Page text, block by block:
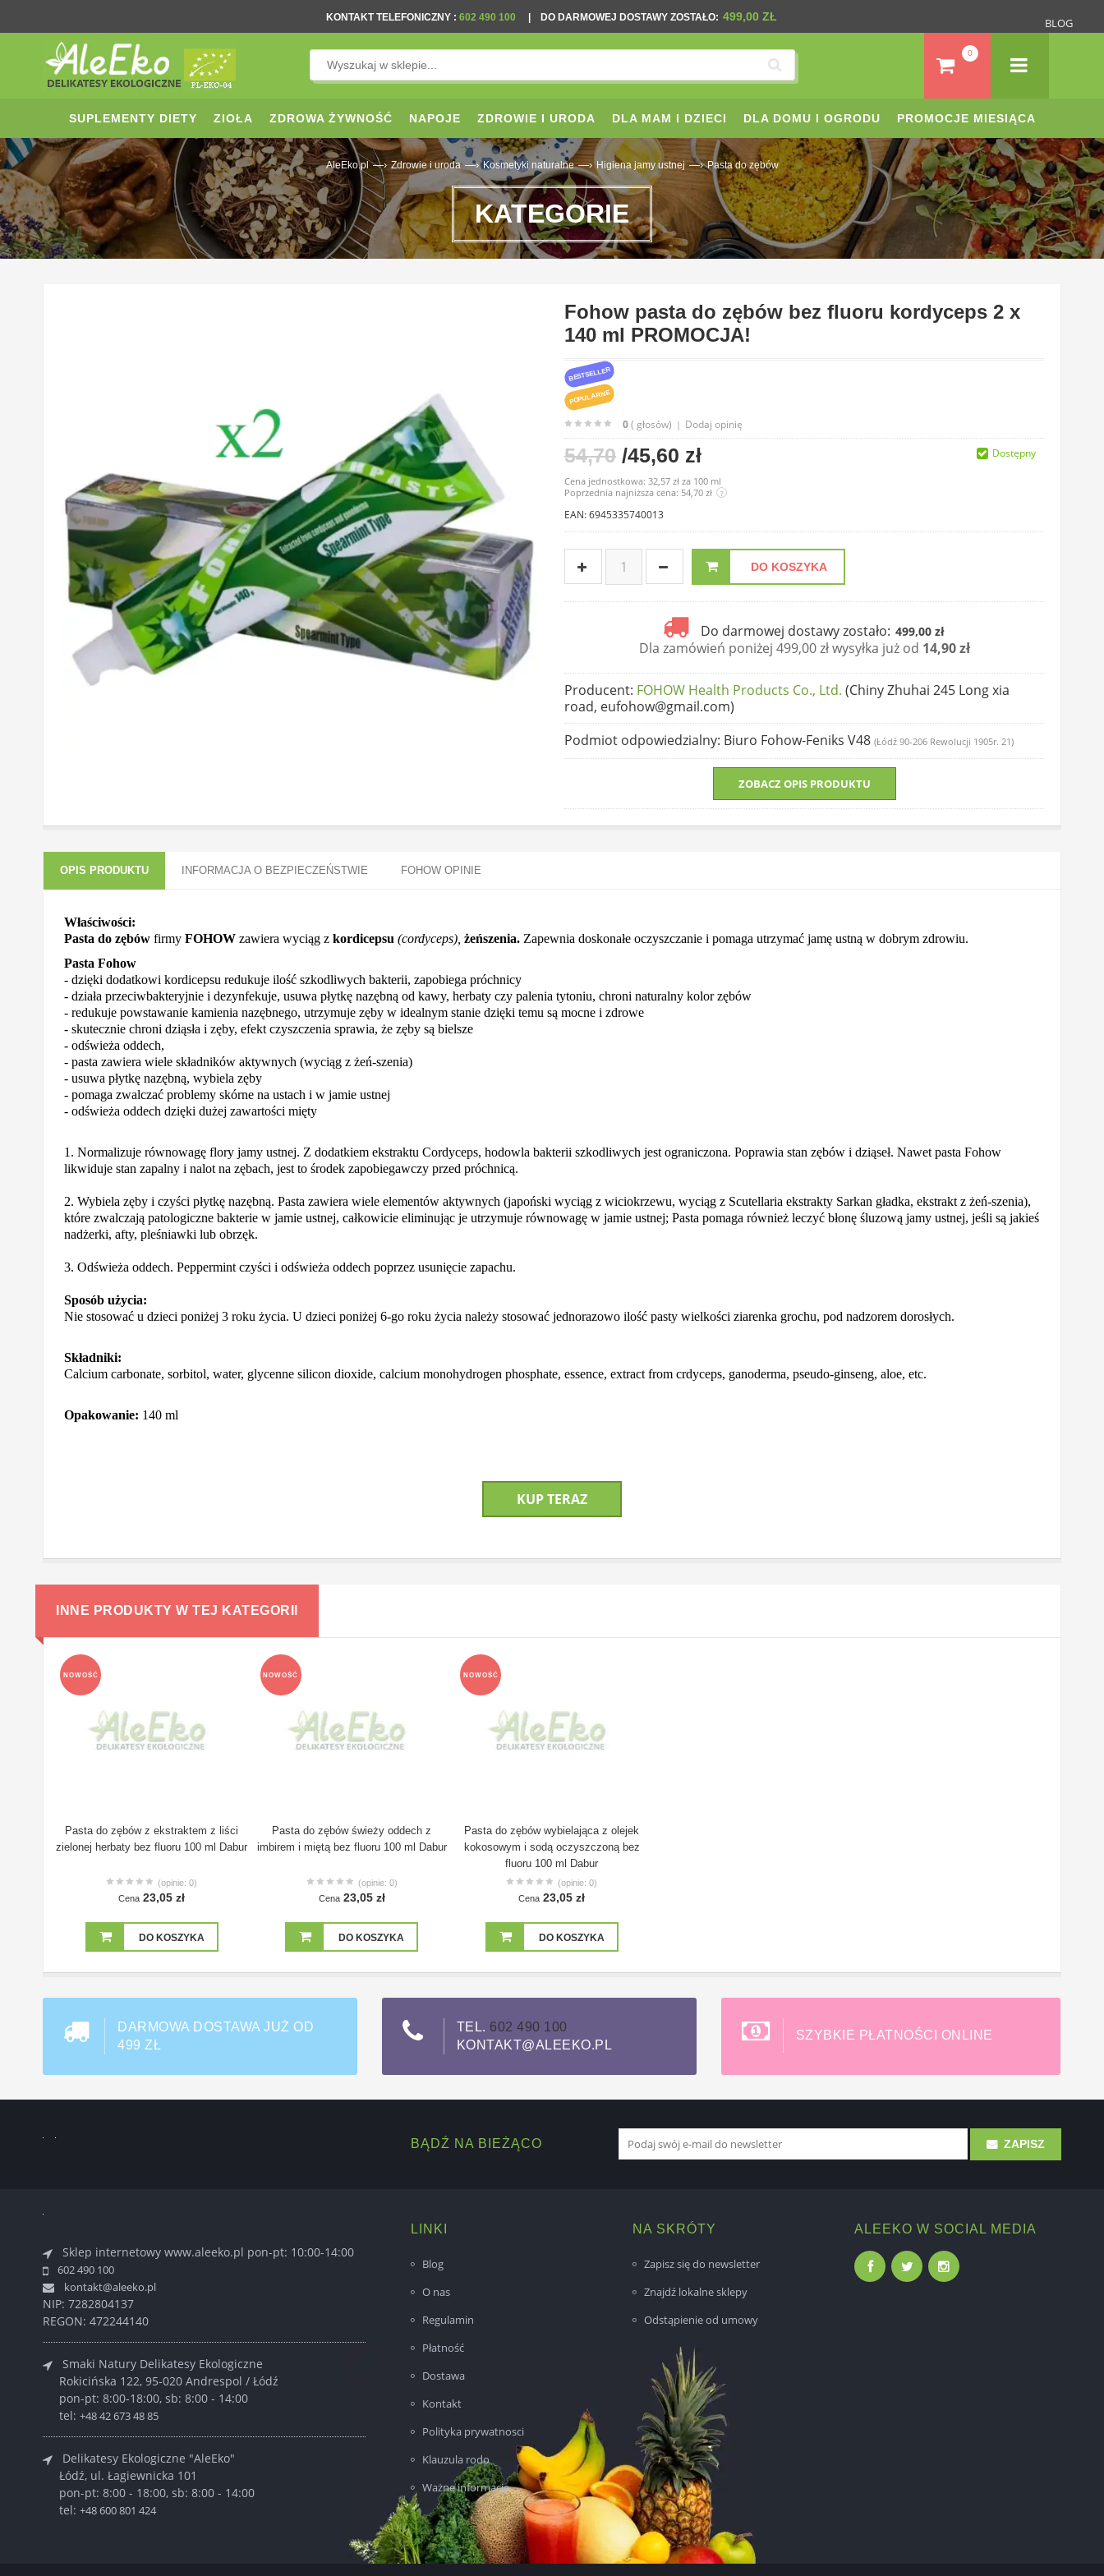
BLOG
KONTAKT TELEFONICZNY : 602 490 100 DO DARMOWEJ DOSTAWY ZOSTAŁO: 499,00 ZŁ
0
SUPLEMENTY DIETY ZIOŁA ZDROWA ŻYWNOŚĆ NAPOJE ZDROWIE I URODA DLA MAM I DZIECI DLA DOMU I OGRODU PROMOCJE MIESIĄCA
AleEko.pl —› Zdrowie i uroda —› Kosmetyki naturalne —› Higiena jamy ustnej —› Pasta do zębów
KATEGORIE
Fohow pasta do zębów bez fluoru kordyceps 2 x
140 ml PROMOCJA!
BESTSELLER
POPULARNE
0( głosów) | Dodaj opinię
54,70 /45,60 zł
Cena jednostkowa: 32,57 zł za 100 ml
Poprzednia najniższa cena: 54,70 zł
?
EAN: 6945335740013
DO KOSZYKA
Do darmowej dostawy zostało: 499,00 zł
Dla zamówień poniżej 499,00 zł wysyłka już od 14,90 zł
Dostępny
Producent: FOHOW Health Products Co., Ltd. (Chiny Zhuhai 245 Long xia
road, eufohow@gmail.com)
Podmiot odpowiedzialny: Biuro Fohow-Feniks V48 (Łódź 90-206 Rewolucji 1905r. 21)
ZOBACZ OPIS PRODUKTU
OPIS PRODUKTU INFORMACJA O BEZPIECZEŃSTWIE FOHOW OPINIE
Właściwości:
Pasta do zębów firmy FOHOW zawiera wyciąg z kordicepsu (cordyceps), żeńszenia. Zapewnia doskonałe oczyszczanie i pomaga utrzymać jamę ustną w dobrym zdrowiu.
Pasta Fohow
- dzięki dodatkowi kordicepsu redukuje ilość szkodliwych bakterii, zapobiega próchnicy
- działa przeciwbakteryjnie i dezynfekuje, usuwa płytkę nazębną od kawy, herbaty czy palenia tytoniu, chroni naturalny kolor zębów
- redukuje powstawanie kamienia nazębnego, utrzymuje zęby w idealnym stanie dzięki temu są mocne i zdrowe
- skutecznie chroni dziąsła i zęby, efekt czyszczenia sprawia, że zęby są bielsze
- odświeża oddech,
- pasta zawiera wiele składników aktywnych (wyciąg z żeń-szenia)
- usuwa płytkę nazębną, wybiela zęby
- pomaga zwalczać problemy skórne na ustach i w jamie ustnej
- odświeża oddech dzięki dużej zawartości mięty
1. Normalizuje równowagę flory jamy ustnej. Z dodatkiem ekstraktu Cordyceps, hodowla bakterii szkodliwych jest ograniczona. Poprawia stan zębów i dziąseł. Nawet pasta Fohow
likwiduje stan zapalny i nalot na zębach, jest to środek zapobiegawczy przed próchnicą.
2. Wybiela zęby i czyści płytkę nazębną. Pasta zawiera wiele elementów aktywnych (japoński wyciąg z wiciokrzewu, wyciąg z Scutellaria ekstrakty Sarkan gładka, ekstrakt z żeń-szenia),
które zwalczają patologiczne bakterie w jamie ustnej, całkowicie eliminując je utrzymuje równowagę w jamie ustnej; Pasta pomaga również leczyć błonę śluzową jamy ustnej, jeśli są jakieś
nadżerki, afty, pleśniawki lub obrzęk.
3. Odświeża oddech. Peppermint czyści i odświeża oddech poprzez usunięcie zapachu.
Sposób użycia:
Nie stosować u dzieci poniżej 3 roku życia. U dzieci poniżej 6-go roku życia należy stosować jednorazowo ilość pasty wielkości ziarenka grochu, pod nadzorem dorosłych.
Składniki:
Calcium carbonate, sorbitol, water, glycenne silicon dioxide, calcium monohydrogen phosphate, essence, extract from crdyceps, ganoderma, pseudo-ginseng, aloe, etc.
Opakowanie: 140 ml
KUP TERAZ
INNE PRODUKTY W TEJ KATEGORII
NOWOŚĆ
Pasta do zębów z ekstraktem z liści
zielonej herbaty bez fluoru 100 ml Dabur
(opinie: 0)
Cena 23,05 zł
DO KOSZYKA
NOWOŚĆ
Pasta do zębów świeży oddech z
imbirem i miętą bez fluoru 100 ml Dabur
(opinie: 0)
Cena 23,05 zł
DO KOSZYKA
NOWOŚĆ
Pasta do zębów wybielająca z olejek
kokosowym i sodą oczyszczoną bez
fluoru 100 ml Dabur
(opinie: 0)
Cena 23,05 zł
DO KOSZYKA
DARMOWA DOSTAWA JUŻ OD
499 ZŁ
TEL. 602 490 100
KONTAKT@ALEEKO.PL
SZYBKIE PŁATNOŚCI ONLINE
BĄDŹ NA BIEŻĄCO ZAPISZ
Sklep internetowy www.aleeko.pl pon-pt: 10:00-14:00
602 490 100
kontakt@aleeko.pl
NIP: 7282804137
REGON: 472244140
Smaki Natury Delikatesy Ekologiczne
Rokicińska 122, 95-020 Andrespol / Łódź
pon-pt: 8:00-18:00, sb: 8:00 - 14:00
tel: +48 42 673 48 85
Delikatesy Ekologiczne "AleEko"
Łódź, ul. Łagiewnicka 101
pon-pt: 8:00 - 18:00, sb: 8:00 - 14:00
tel: +48 600 801 424
LINKI
Blog
O nas
Regulamin
Płatność
Dostawa
Kontakt
Polityka prywatnosci
Klauzula rodo
Ważne informacje
NA SKRÓTY
Zapisz się do newsletter
Znajdź lokalne sklepy
Odstąpienie od umowy
ALEEKO W SOCIAL MEDIA